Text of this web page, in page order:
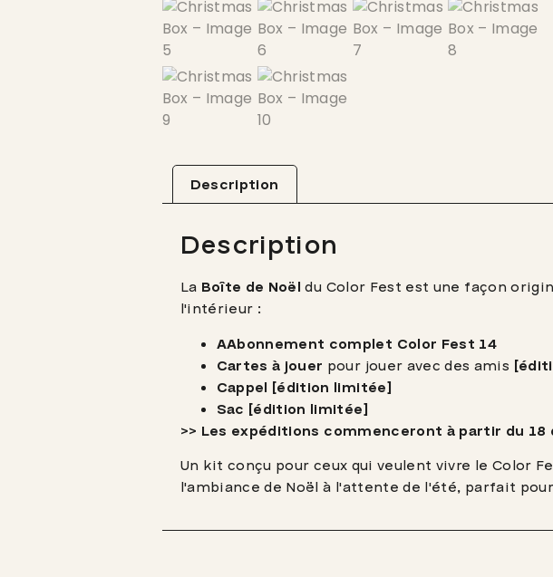
Description
Description
La Boîte de Noël du Color Fest est une façon
l'intérieur :
AAbonnement complet Color Fest 14
Cartes à jouer pour jouer avec des amis
Cappel [édition limitée]
Sac [édition limitée]
>> Les expéditions commenceront à partir du 18
Un kit conçu pour ceux qui veulent vivre le Color
l'ambiance de Noël à l'attente de l'été, parfait